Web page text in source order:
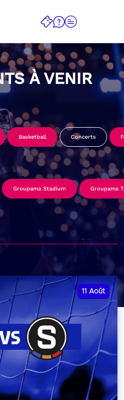
À VENIR
Basketball Concerts
Groupama Stadium Groupama
11 Août